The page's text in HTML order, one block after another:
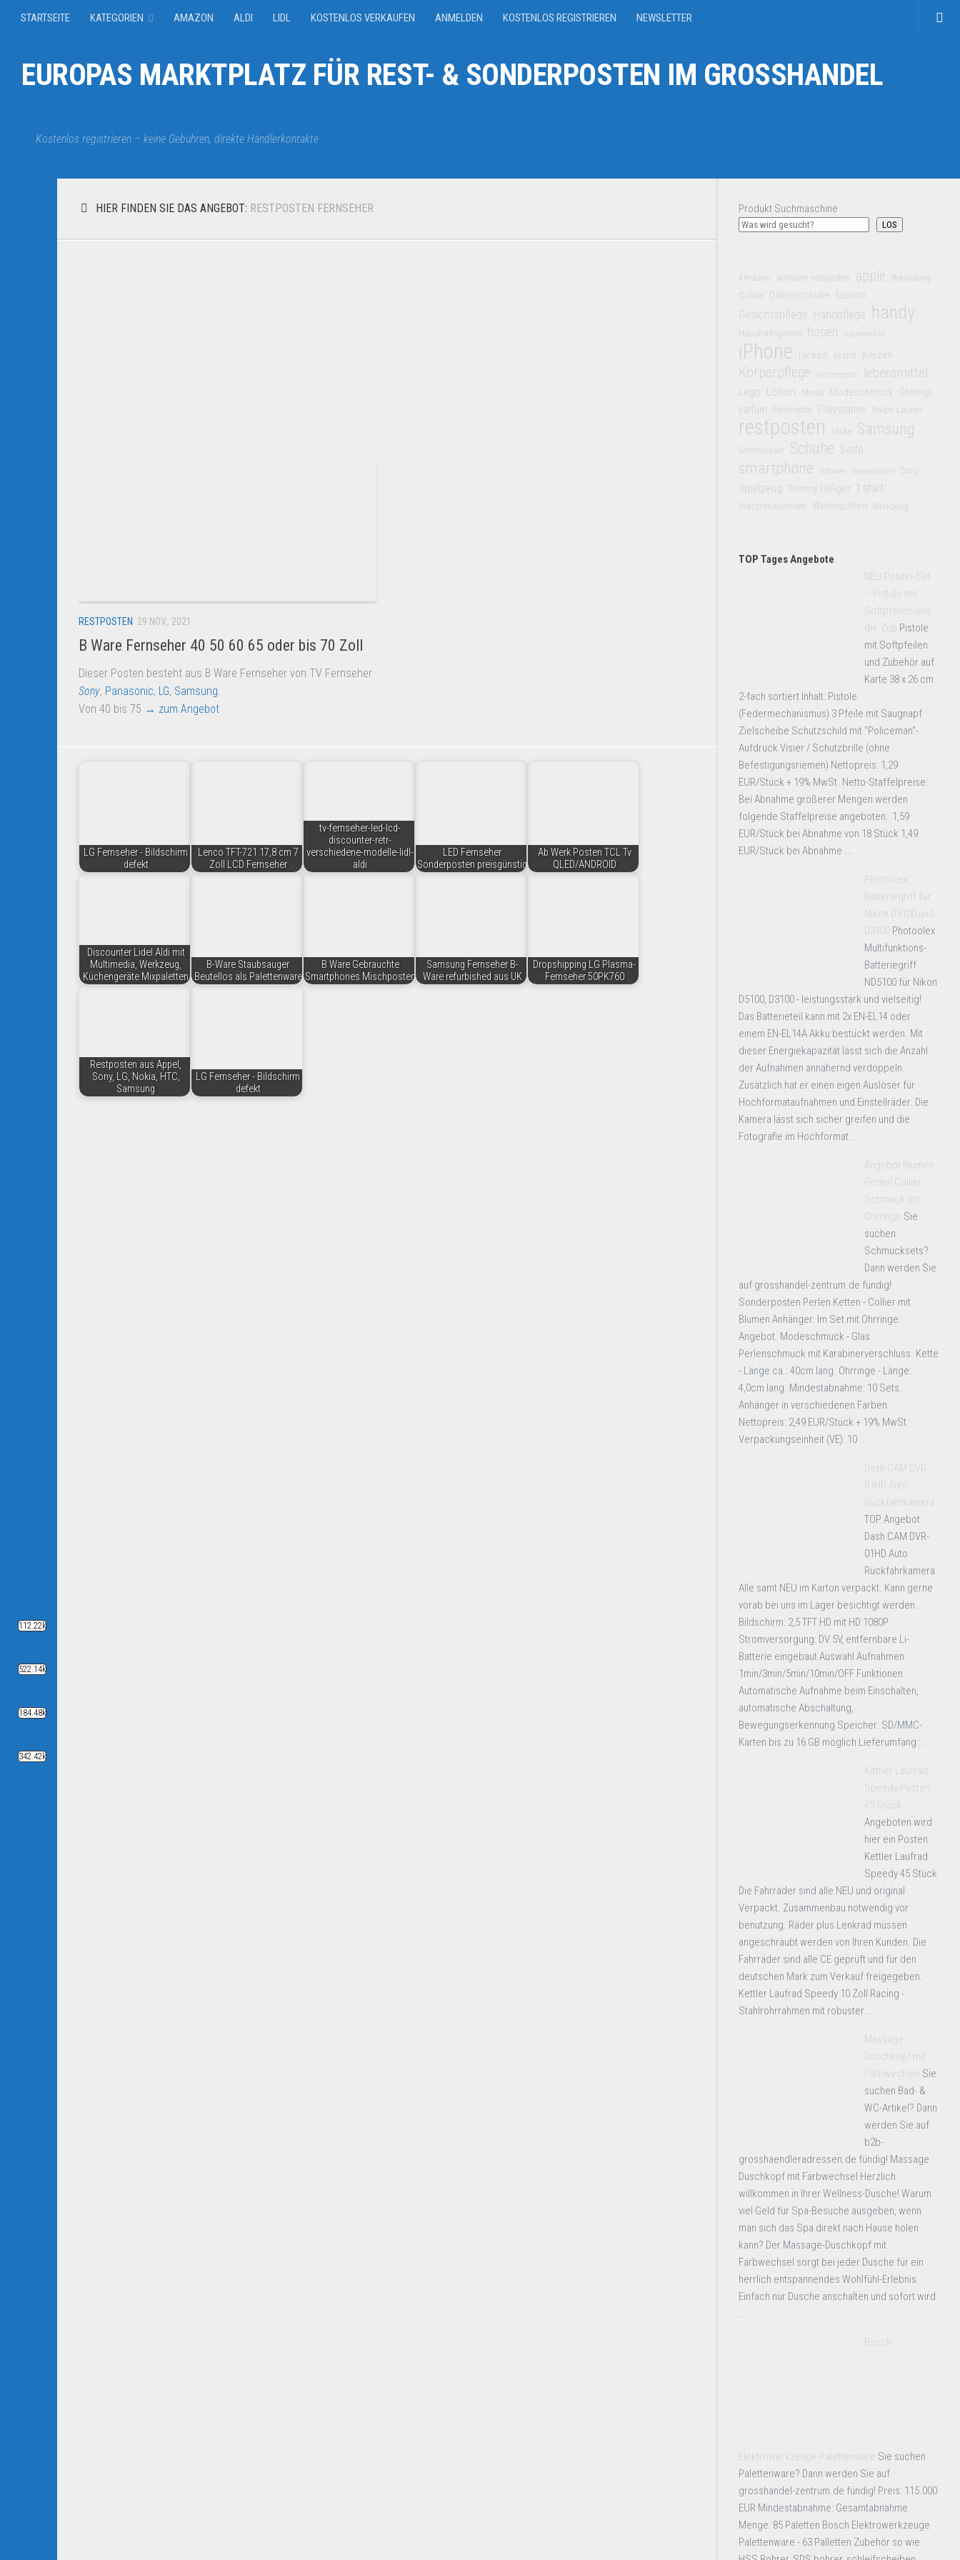
STARTSEITE KATEGORIEN AMAZON ALDI LIDL KOSTENLOS VERKAUFEN ANMELDEN KOSTENLOS REGISTRIEREN NEWSLETTER
EUROPAS MARKTPLATZ FÜR REST- & SONDERPOSTEN IM GROSSHANDEL
Kostenlos registrieren – keine Gebühren, direkte Händlerkontakte
HIER FINDEN SIE DAS ANGEBOT: RESTPOSTEN FERNSEHER
RESTPOSTEN 29 NOV., 2021
B Ware Fernseher 40 50 60 65 oder bis 70 Zoll
Dieser Posten besteht aus B Ware Fernseher von TV Fernseher
Sony, Panasonic, LG, Samsung
Von 40 bis 75 → zum Angebot
LG Fernseher - Bildschirm
defekt
Lenco TFT-721 17,8 cm 7
Zoll LCD Fernseher
tv-fernseher-led-lcd-
discounter-retr-
verschiedene-modelle-lidl-
aldi
LED Fernseher
Sonderposten preisgünstig
Ab Werk Posten TCL Tv
QLED/ANDROID
Discounter Lidel Aldi mit
Multimedia, Werkzeug,
Küchengeräte Mixpaletten
B-Ware Staubsauger
Beutellos als Palettenware
B Ware Gebrauchte
Smartphones Mischposten
Samsung Fernseher B-
Ware refurbished aus UK
Dropshipping LG Plasma-
Fernseher 50PK760
Restposten aus Appel,
Sony, LG, Nokia, HTC,
Samsung
LG Fernseher - Bildschirm
defekt
Produkt Suchmaschine
LOS
Amazon amazon restposten apple Bekleidung
Collier Damenschuhe fashion
Gesichtspflege Handpflege handy
Haushaltsgeräte hosen Hygieneartikel
iPhone jacken jeans Kerzen
Körperpflege Küchengeräte lebensmittel
Lego Lotion Mode Modeschmuck Ohrringe
parfüm
Perlenkette Playstation Ralph Lauren
restposten röcke Samsung
Schmuckset Schuhe Seife
smartphone software sonderposten Sony
spielzeug Tommy Hilfiger t shirt
Waschmaschinen Weihnachten Werkzeug
TOP Tages Angebote
NEU Polizei-Set
– Pistole mit
Softpfeilen und
div. Zub Pistole
mit Softpfeilen
und Zubehör auf
Karte 38 x 26 cm
2-fach sortiert Inhalt: Pistole
(Federmechanismus) 3 Pfeile mit Saugnapf
Zielscheibe Schutzschild mit "Policeman"-
Aufdruck Visier / Schutzbrille (ohne
Befestigungsriemen) Nettopreis: 1,29
EUR/Stück + 19% MwSt. Netto-Staffelpreise:
Bei Abnahme größerer Mengen werden
folgende Staffelpreise angeboten: 1,59
EUR/Stück bei Abnahme von 18 Stück 1,49
EUR/Stück bei Abnahme ...
Photoolex
Batteriegriff für
Nikon D5100 und
D3100 Photoolex
Multifunktions-
Batteriegriff
ND5100 für Nikon
D5100, D3100 - leistungsstark und vielseitig!
Das Batterieteil kann mit 2x EN-EL14 oder
einem EN-EL14A Akku bestückt werden. Mit
dieser Energiekapazität lässt sich die Anzahl
der Aufnahmen annähernd verdoppeln.
Zusätzlich hat er einen eigen Auslöser für
Hochformataufnahmen und Einstellräder. Die
Kamera lässt sich sicher greifen und die
Fotografie im Hochformat ...
Angebot Blumen
Perlen Collier
Schmuck mit
Ohrringe Sie
suchen
Schmucksets?
Dann werden Sie
auf grosshandel-zentrum.de fündig!
Sonderposten Perlen Ketten - Collier mit
Blumen Anhänger. Im Set mit Ohrringe.
Angebot. Modeschmuck - Glas
Perlenschmuck mit Karabinerverschluss. Kette
- Länge ca.: 40cm lang. Ohrringe - Länge:
4,0cm lang. Mindestabnahme: 10 Sets.
Anhänger in verschiedenen Farben.
Nettopreis: 2,49 EUR/Stück + 19% MwSt.
Verpackungseinheit (VE): 10 ...
Dash CAM DVR-
01HD Auto
Rückfahrkamera
TOP Angebot
Dash CAM DVR-
01HD Auto
Rückfahrkamera.
Alle samt NEU im Karton verpackt. Kann gerne
vorab bei uns im Lager besichtigt werden.
Bildschirm: 2,5 TFT HD mit HD 1080P
Stromversorgung: DV 5V, entfernbare Li-
Batterie eingebaut Auswahl Aufnahmen:
1min/3min/5min/10min/OFF Funktionen:
Automatische Aufnahme beim Einschalten,
automatische Abschaltung,
Bewegungserkennung Speicher: SD/MMC-
Karten bis zu 16 GB möglich Lieferumfang : ...
Kettler Laufrad
Speedy Posten
45 Stück
Angeboten wird
hier ein Posten
Kettler Laufrad
Speedy 45 Stück
Die Fahrräder sind alle NEU und original
Verpackt. Zusammenbau notwendig vor
benutzung. Räder plus Lenkrad müssen
angeschraubt werden von Ihren Kunden. Die
Fahrräder sind alle CE geprüft und für den
deutschen Mark zum Verkauf freigegeben.
Kettler Laufrad Speedy 10 Zoll Racing -
Stahlrohrrahmen mit robuster ...
Massage
Duschkopf mit
Farbwechsel Sie
suchen Bad- &
WC-Artikel? Dann
werden Sie auf
b2b-
grosshaendleradressen.de fündig! Massage
Duschkopf mit Farbwechsel Herzlich
willkommen in Ihrer Wellness-Dusche! Warum
viel Geld für Spa-Besuche ausgeben, wenn
man sich das Spa direkt nach Hause holen
kann? Der Massage-Duschkopf mit
Farbwechsel sorgt bei jeder Dusche für ein
herrlich entspannendes Wohlfühl-Erlebnis.
Einfach nur Dusche anschalten und sofort wird
...
Bosch
Elektrowerkzeuge Palettenware Sie suchen
Palettenware? Dann werden Sie auf
grosshandel-zentrum.de fündig! Preis: 115.000
EUR Mindestabnahme: Gesamtabnahme
Menge: 85 Paletten Bosch Elektrowerkzeuge
Palettenware - 63 Palletten Zubehör so wie
112.22k
522.14k
184.48k
342.42k